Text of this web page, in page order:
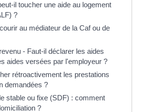
il toucher une aide au logement
?
au médiateur de la Caf ou de
- Faut-il déclarer les aides
aides versées par l'employeur ?
rétroactivement les prestations
demandées ?
stable ou fixe (SDF) : comment
?